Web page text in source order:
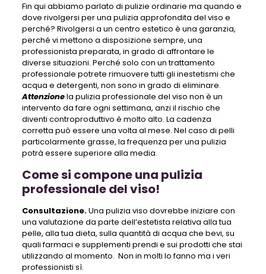
Fin qui abbiamo parlato di pulizie ordinarie ma quando e
dove rivolgersi per una pulizia approfondita del viso e
perché? Rivolgersi a un centro estetico è una garanzia,
perché vi mettono a disposizione sempre, una
professionista preparata, in grado di affrontare le
diverse situazioni. Perché solo con un trattamento
professionale potrete rimuovere tutti gli inestetismi che
acqua e detergenti, non sono in grado di eliminare.
Attenzionela pulizia professionale del viso non è un
intervento da fare ogni settimana, anzi il rischio che
diventi controproduttivo è molto alto. La cadenza
corretta può essere una volta al mese. Nel caso di pelli
particolarmente grasse, la frequenza per una pulizia
potrà essere superiore alla media.
Come si compone una pulizia
professionale del viso!
Consultazione.Una pulizia viso dovrebbe iniziare con
una valutazione da parte dell’estetista relativa alla tua
pelle, alla tua dieta, sulla quantità di acqua che bevi, su
quali farmaci e supplementi prendi e sui prodotti che stai
utilizzando al momento. Non in molti lo fanno ma i veri
professionisti sì.